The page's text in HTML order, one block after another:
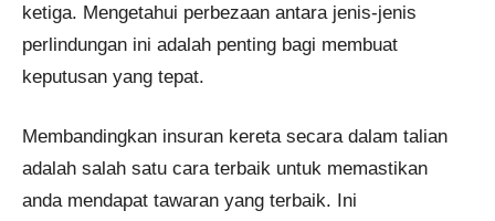
ketiga. Mengetahui perbezaan antara jenis-jenis
perlindungan ini adalah penting bagi membuat
keputusan yang tepat.
Membandingkan insuran kereta secara dalam talian
adalah salah satu cara terbaik untuk memastikan
anda mendapat tawaran yang terbaik. Ini